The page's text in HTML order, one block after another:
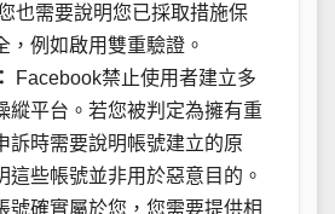
也需要說明您已採取措施保
，例如啟用雙重驗證。
Facebook禁止使用者建立多
縱平台。若您被判定為擁有重
訴時需要說明帳號建立的原
這些帳號並非用於惡意目的。
號確實屬於您，您需要提供相